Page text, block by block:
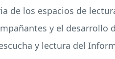
de los espacios de
y el desarrollo
y lectura del